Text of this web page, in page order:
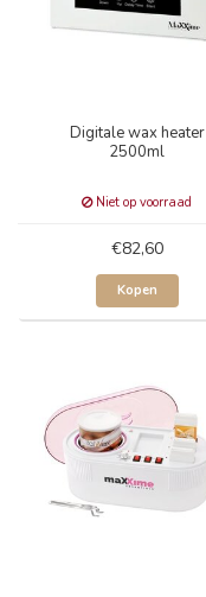
Digitale wax heater
2500ml
Niet op voorraad
€82,60
Kopen